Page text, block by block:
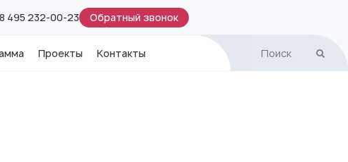
8 495 232-00-23 Обратный звонок
Проекты Контакты